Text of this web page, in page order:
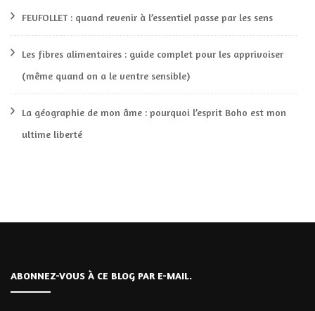
FEUFOLLET : quand revenir à l’essentiel passe par les sens
Les fibres alimentaires : guide complet pour les apprivoiser
(même quand on a le ventre sensible)
La géographie de mon âme : pourquoi l’esprit Boho est mon
ultime liberté
ABONNEZ-VOUS À CE BLOG PAR E-MAIL.